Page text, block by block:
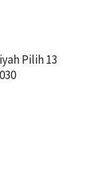
Pilih 13